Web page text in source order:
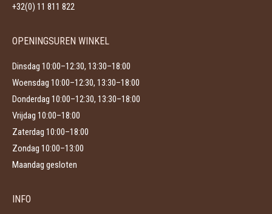
+32(0) 11 811 822
OPENINGSUREN WINKEL
Dinsdag 10:00–12:30, 13:30–18:00
Woensdag 10:00–12:30, 13:30–18:00
Donderdag 10:00–12:30, 13:30–18:00
Vrijdag 10:00–18:00
Zaterdag 10:00–18:00
Zondag 10:00–13:00
Maandag gesloten
INFO